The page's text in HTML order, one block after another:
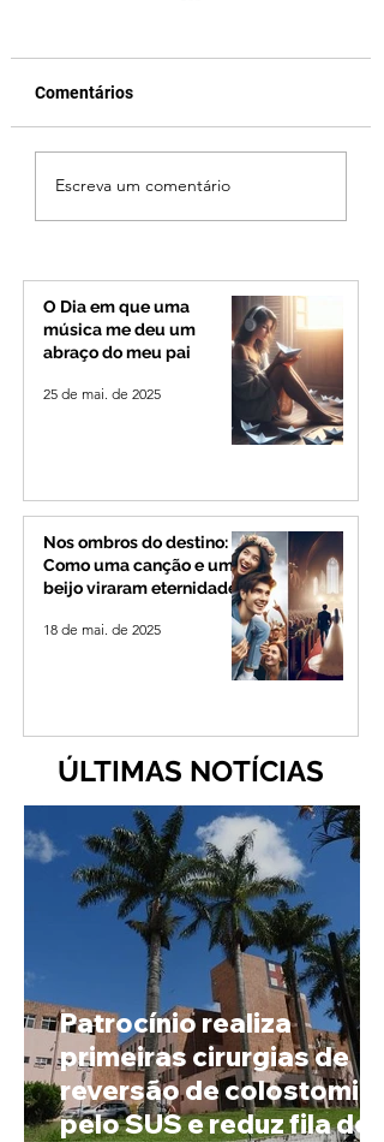
Ciclone bomba no Sul
de vento e calor
Alto Paranaíba
Comentários
Escreva um comentário
O Dia em que uma
música me deu um
abraço do meu pai
25 de mai. de 2025
Nos ombros do destino:
Como uma canção e um
beijo viraram eternidade
18 de mai. de 2025
ÚLTIMAS NOTÍCIAS
Patrocínio realiza
primeiras cirurgias de
reversão de colostomia
pelo SUS e reduz fila de